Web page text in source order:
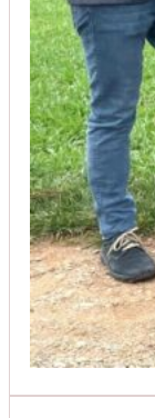
Johanna
aus
Sehr
Simon